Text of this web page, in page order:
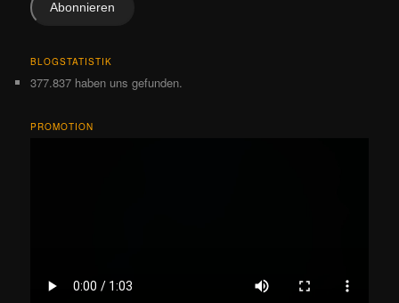
Abonnieren
BLOGSTATISTIK
377.837 haben uns gefunden.
PROMOTION